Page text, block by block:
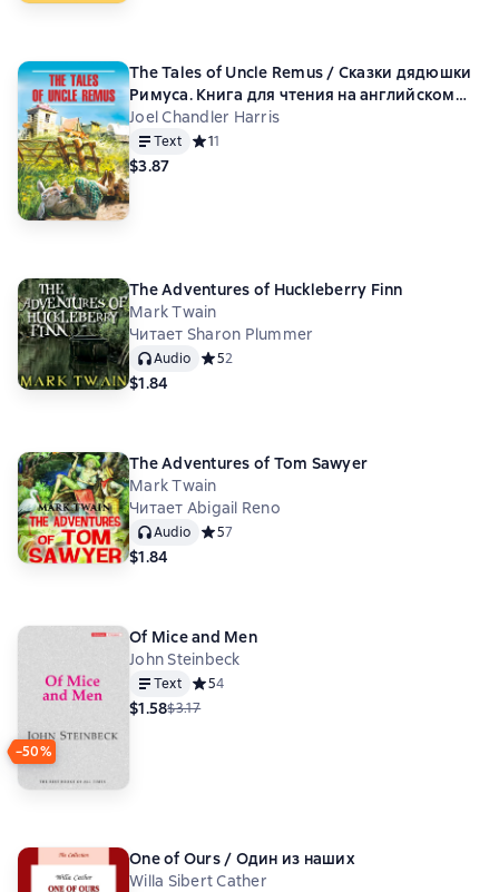
The Tales of Uncle Remus / Сказки дядюшки
Римуса. Книга для чтения на английском
языке
Joel Chandler Harris
Text Средний рейтинг 1 на основе 1 оценок
11
$3.87
The Adventures of Huckleberry Finn
Mark Twain
Читает Sharon Plummer
Audio Средний рейтинг 5 на основе 2 оценок
52
$1.84
The Adventures of Tom Sawyer
Mark Twain
Читает Abigail Reno
Audio Средний рейтинг 5 на основе 7 оценок
57
$1.84
−50%
Of Mice and Men
John Steinbeck
Text Средний рейтинг 5 на основе 4 оценок
54
$1.58$3.17
One of Ours / Один из наших
Willa Sibert Cather